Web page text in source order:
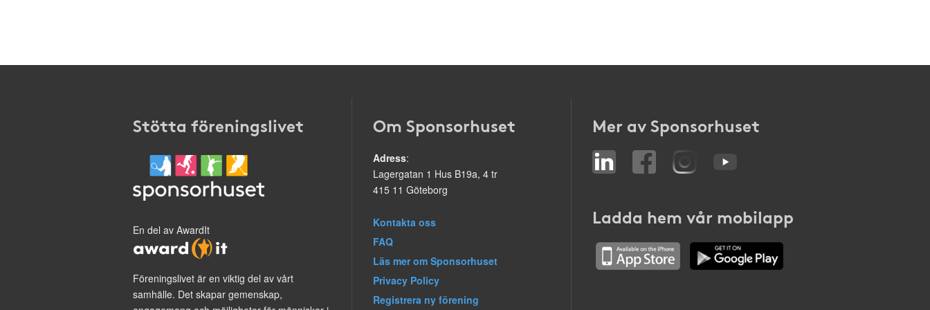
Stötta föreningslivet
En del av AwardIt
Föreningslivet är en viktig del av vårt
samhälle. Det skapar gemenskap,
Om Sponsorhuset
Adress:
Lagergatan 1 Hus B19a, 4 tr
415 11 Göteborg
Kontakta oss
FAQ
Läs mer om Sponsorhuset
Privacy Policy
Registrera ny förening
Mer av Sponsorhuset
Ladda hem vår mobilapp